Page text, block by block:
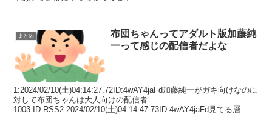
まとめ
布団ちゃんってアダルト版加藤純
一って感じの配信者だよな
1:2024/02/10(土)04:14:27.72ID:4wAY4jaFd加藤純一がガキ向けなのに
対して布団ちゃんは大人向けの配信者
1003:ID:RSS2:2024/02/10(土)04:14:47.73ID:4wAY4jaFd見てる層...